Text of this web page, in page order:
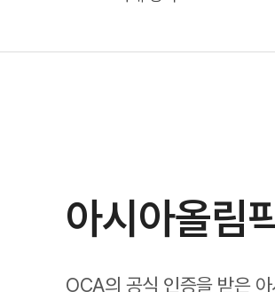
아시아올림
OCA의 공식 인증을 받은